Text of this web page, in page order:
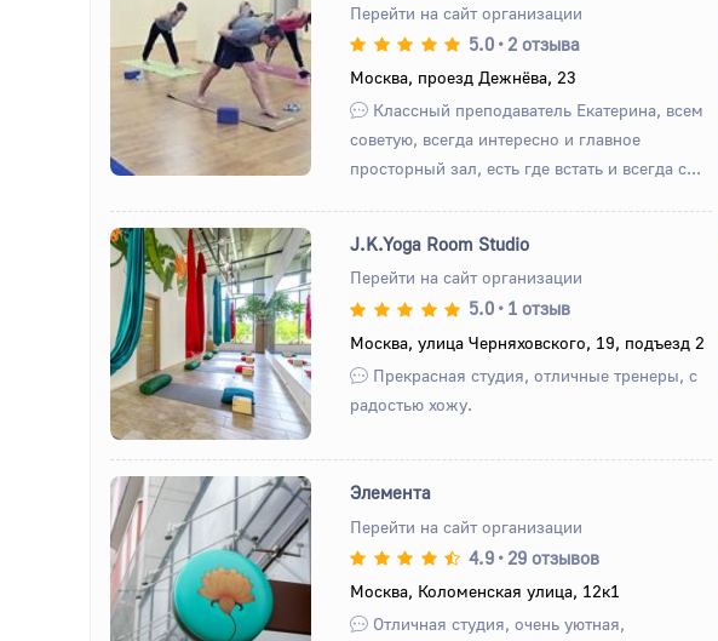
Назад Вперед
Перейти на сайт организации
5.0 • 2 отзыва
Москва, проезд Дежнёва, 23
Классный преподаватель Екатерина, всем
советую, всегда интересно и главное
просторный зал, есть где встать и всегда с...
Назад Вперед
J.K.Yoga Room Studio
Перейти на сайт организации
5.0 • 1 отзыв
Москва, улица Черняховского, 19, подъезд 2
Прекрасная студия, отличные тренеры, с
радостью хожу.
Назад Вперед
Элемента
Перейти на сайт организации
4.9 • 29 отзывов
Москва, Коломенская улица, 12к1
Отличная студия, очень уютная,